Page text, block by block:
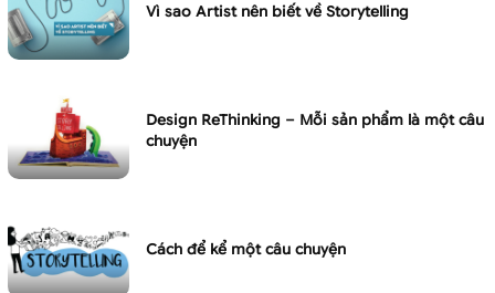
Vì sao Artist nên biết về Storytelling
Design ReThinking – Mỗi sản phẩm là một câu
chuyện
Cách để kể một câu chuyện